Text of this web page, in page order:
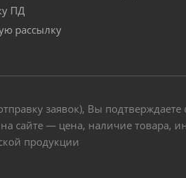
ПД
рассылку
заявок), Вы
сайте — цена, наличие
продукции